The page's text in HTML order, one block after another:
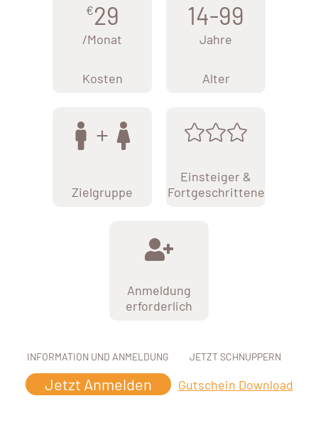
€29
/Monat
Kosten
14-99
Jahre
Alter
Zielgruppe
Einsteiger &
Fortgeschrittene
Anmeldung
erforderlich
INFORMATION UND ANMELDUNG
Jetzt Anmelden
JETZT SCHNUPPERN
Gutschein Download